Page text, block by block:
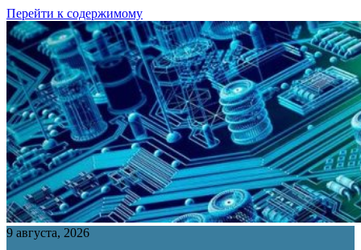
Перейти к содержимому
9 августа, 2026